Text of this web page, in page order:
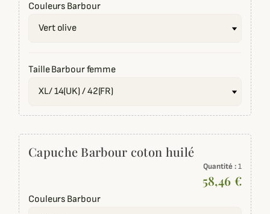
Couleurs Barbour
Taille Barbour femme
Capuche Barbour coton huilé
Quantité :1
58,46 €
Couleurs Barbour